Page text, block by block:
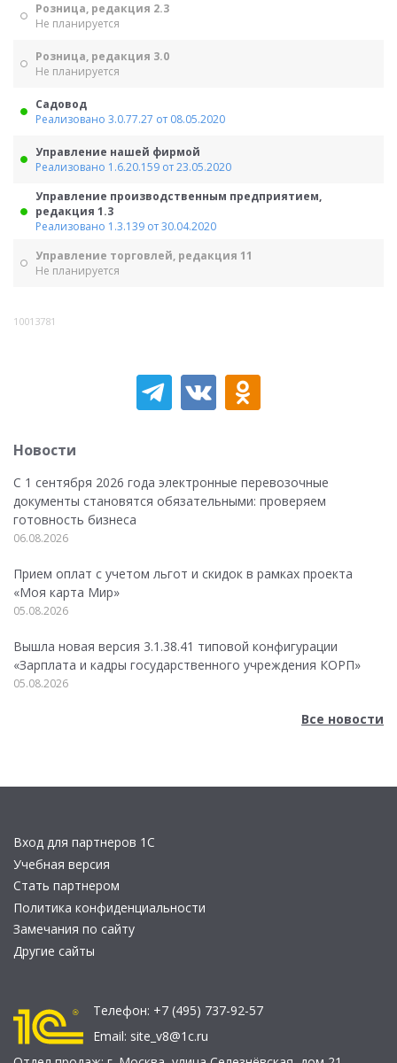
Розница, редакция 2.3
Не планируется
Розница, редакция 3.0
Не планируется
Садовод
Реализовано 3.0.77.27 от 08.05.2020
Управление нашей фирмой
Реализовано 1.6.20.159 от 23.05.2020
Управление производственным предприятием,
редакция 1.3
Реализовано 1.3.139 от 30.04.2020
Управление торговлей, редакция 11
Не планируется
10013781
Новости
С 1 сентября 2026 года электронные перевозочные
документы становятся обязательными: проверяем
готовность бизнеса
06.08.2026
Прием оплат с учетом льгот и скидок в рамках проекта
«Моя карта Мир»
05.08.2026
Вышла новая версия 3.1.38.41 типовой конфигурации
«Зарплата и кадры государственного учреждения КОРП»
05.08.2026
Все новости
Вход для партнеров 1С
Учебная версия
Стать партнером
Политика конфиденциальности
Замечания по сайту
Другие сайты
Телефон: +7 (495) 737-92-57
Email: site_v8@1c.ru